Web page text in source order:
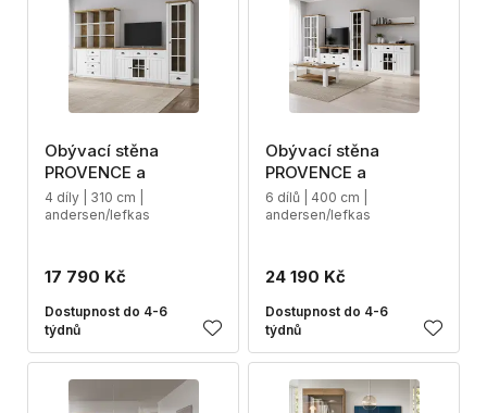
Obývací stěna
PROVENCE a
4 díly | 310 cm |
andersen/lefkas
17 790 Kč
Dostupnost do 4-6
týdnů
Obývací stěna
PROVENCE a
6 dílů | 400 cm |
andersen/lefkas
24 190 Kč
Dostupnost do 4-6
týdnů